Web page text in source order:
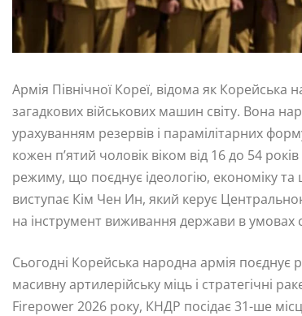
Армія Північної Кореї, відома як
загадкових військових машин світу. Вона
урахуванням резервів і парамілітарних
кожен п’ятий чоловік віком від 16 до 54
режиму, що поєднує ідеологію, економіку
виступає Кім Чен Ин, який керує
на інструмент виживання держави в умовах
Сьогодні Корейська народна армія поєднує
масивну артилерійську міць і стратегічні
Firepower 2026 року, КНДР посідає 31-ше